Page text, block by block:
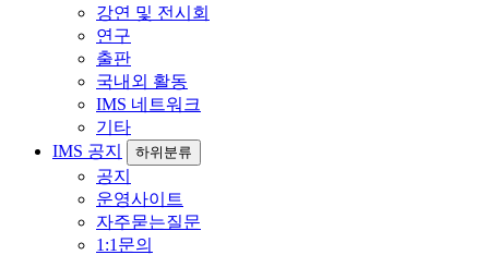
강연 및 전시회
연구
출판
국내외 활동
IMS 네트워크
기타
IMS 공지
하위분류
공지
운영사이트
자주묻는질문
1:1문의